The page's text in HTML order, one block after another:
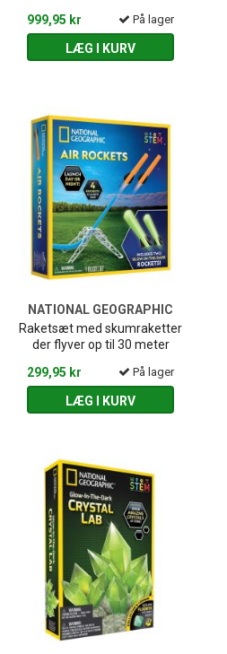
999,95 kr På lager
LÆG I KURV
NATIONAL GEOGRAPHIC
Raketsæt med skumraketter
der flyver op til 30 meter
299,95 kr
På lager
LÆG I KURV